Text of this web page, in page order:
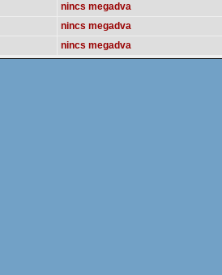
nincs megadva
nincs megadva
nincs megadva